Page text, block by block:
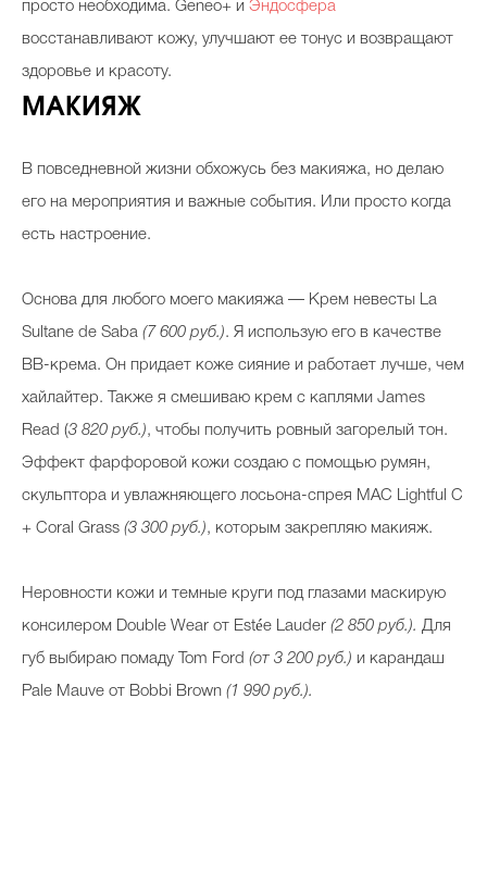
просто необходима. Geneo+ и Эндосфера
восстанавливают кожу, улучшают ее тонус и возвращают
здоровье и красоту.
МАКИЯЖ
В повседневной жизни обхожусь без макияжа, но делаю
его на мероприятия и важные события. Или просто когда
есть настроение.
Основа для любого моего макияжа — Крем невесты La
Sultane de Saba (7 600 руб.). Я использую его в качестве
BB-крема. Он придает коже сияние и работает лучше, чем
хайлайтер. Также я смешиваю крем с каплями James
Read (3 820 руб.), чтобы получить ровный загорелый тон.
Эффект фарфоровой кожи создаю с помощью румян,
скульптора и увлажняющего лосьона-спрея MAC Lightful C
+ Coral Grass (3 300 руб.), которым закрепляю макияж.
Неровности кожи и темные круги под глазами маскирую
консилером Double Wear от Estée Lauder (2 850 руб.). Для
губ выбираю помаду Tom Ford (от 3 200 руб.) и карандаш
Pale Mauve от Bobbi Brown (1 990 руб.).